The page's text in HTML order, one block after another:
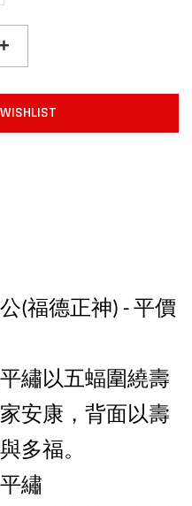
+
(福德正神) - 平價
繡以五蝠圍繞壽
安康，背面以壽
多福。
繡